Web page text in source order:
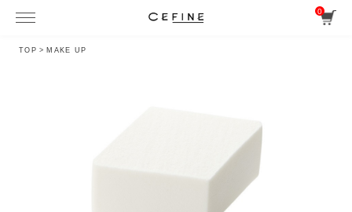
0
TOP > MAKE UP